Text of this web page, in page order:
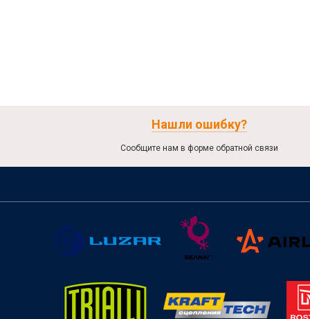
Нашли ошибку?
Сообщите нам в форме обратной связи